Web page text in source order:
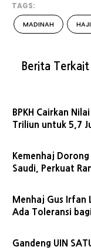
TAGS:
MADINAH
Berita Terkait
BPKH Cairkan
Triliun untuk 5,7
Kemenhaj
Saudi, Perkuat
Menhaj Gus Irfan
Ada Toleransi
Gandeng UIN